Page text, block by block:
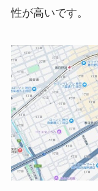
性が高いです。